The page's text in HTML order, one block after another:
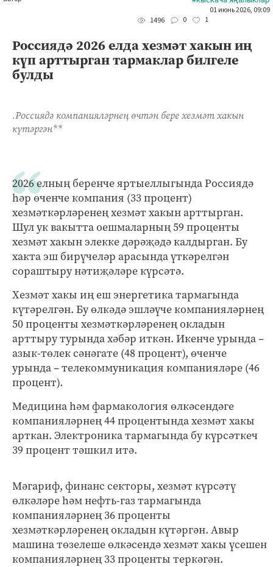
01 июнь 2026, 09:09
1496
0 1
Россиядә 2026 елда хезмәт хакын иң
күп арттырган тармаклар билгеле
булды
.Россиядә компанияләрнең өчтән бере хезмәт хакын
күтәргән**
2026 елның беренче яртыеллыгында Россиядә
һәр өченче компания (33 процент)
хезмәткәрләренең хезмәт хакын арттырган.
Шул ук вакытта оешмаларның 59 проценты
хезмәт хакын элекке дәрәҗәдә калдырган. Бу
хакта эш бирүчеләр арасында үткәрелгән
сораштыру нәтиҗәләре күрсәтә.
Хезмәт хакы иң еш энергетика тармагында
күтәрелгән. Бу өлкәдә эшләүче компанияләрнең
50 проценты хезмәткәрләренең окладын
арттыру турында хәбәр иткән. Икенче урында –
азык-төлек сәнәгате (48 процент), өченче
урында – телекоммуникация компанияләре (46
процент).
Медицина һәм фармакология өлкәсендәге
компанияләрнең 44 процентында хезмәт хакы
арткан. Электроника тармагында бу күрсәткеч
39 процент тәшкил итә.
Мәгариф, финанс секторы, хезмәт күрсәтү
өлкәләре һәм нефть-газ тармагында
компанияләрнең 36 проценты
хезмәткәрләренең окладын күтәргән. Авыр
машина төзелеше өлкәсендә хезмәт хакы үсешен
компанияләрнең 33 проценты теркәгән.